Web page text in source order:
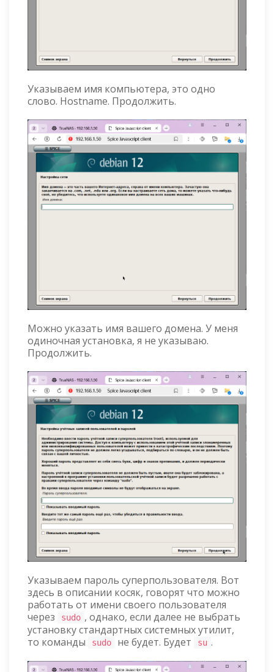
Указываем имя компьютера, это одно
слово. Hostname. Продолжить.
Можно указать имя вашего домена. У меня
одиночная установка, я не указываю.
Продолжить.
Указываем пароль суперпользователя. Вот
здесь в описании косяк, говорят что можно
работать от имени своего пользователя
через
sudo , однако, если далее не выбрать
установку стандартных системных утилит,
то команды
sudo не будет. Будет su .